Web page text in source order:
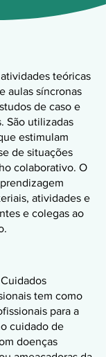
teóricas
aulas síncronas
de caso e
São utilizadas
estimulam
de situações
colaborativo. O
atividades e
e colegas ao
tem como
para a
cuidado de
doenças